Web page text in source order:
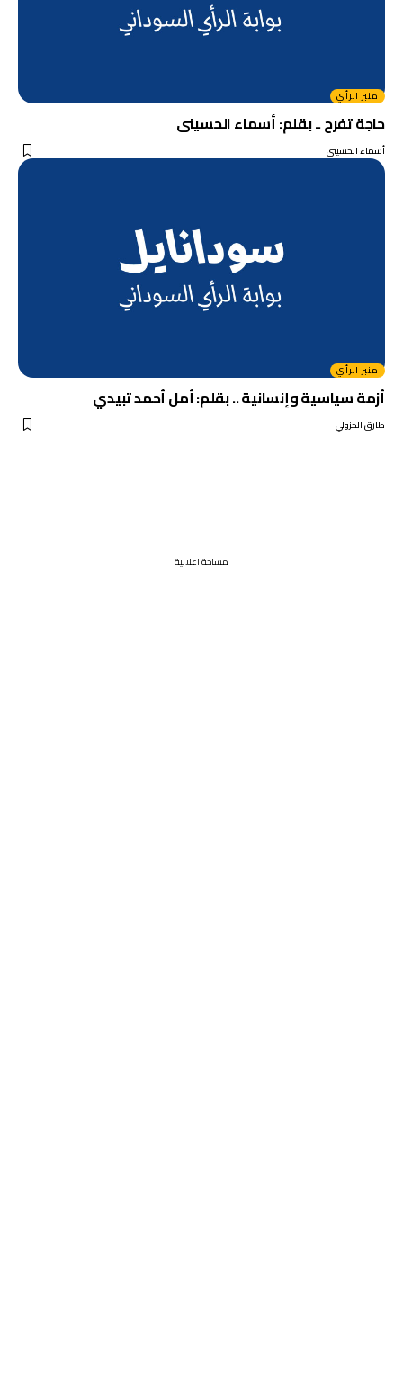
منبر الرأي
حاجة تفرح .. بقلم: أسماء الحسينى
أسماء الحسينى
منبر الرأي
أزمة سياسية وإنسانية .. بقلم: أمل أحمد تبيدي
طارق الجزولي
مساحة اعلانية